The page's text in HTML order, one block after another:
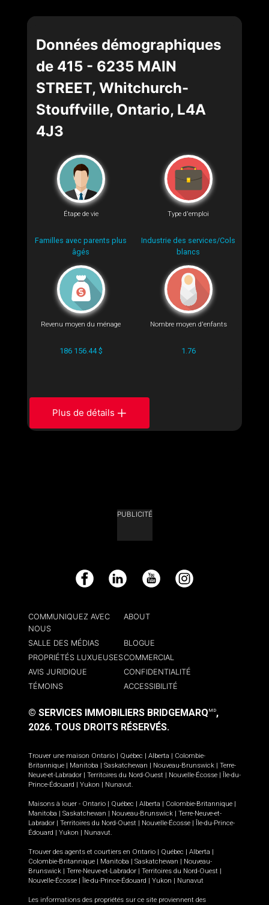
Données démographiques
de 415 - 6235 MAIN
STREET, Whitchurch-
Stouffville, Ontario, L4A
4J3
Étape de vie
Familles avec parents plus
âgés
Type d'emploi
Industrie des services/Cols
blancs
Revenu moyen du ménage
186 156.44 $
Nombre moyen d'enfants
1.76
Plus de détails
PUBLICITÉ
Facebook LinkedIn YouTube Instagram
COMMUNIQUEZ AVEC
NOUS
ABOUT
SALLE DES MÉDIAS
BLOGUE
PROPRIÉTÉS LUXUEUSESCOMMERCIAL
AVIS JURIDIQUE
CONFIDENTIALITÉ
TÉMOINS
ACCESSIBILITÉ
© SERVICES IMMOBILIERS BRIDGEMARQ MD,
2026. TOUS DROITS RÉSERVÉS.
Trouver une maison Ontario Québec Alberta
Colombie-
Britannique
Manitoba Saskatchewan Nouveau-Brunswick
Terre-
Neuve-et-Labrador
Territoires du Nord-Ouest Nouvelle-Écosse
Île-du-
Prince-Édouard
Yukon Nunavut.
Maisons à louer - Ontario Québec Alberta Colombie-Britannique
Manitoba
Saskatchewan Nouveau-Brunswick
Terre-Neuve-et-
Labrador
Territoires du Nord-Ouest Nouvelle-Écosse
Île-du-Prince-
Édouard
Yukon Nunavut.
Trouver des agents et courtiers en Ontario Québec Alberta
Colombie-Britannique
Manitoba Saskatchewan
Nouveau-
Brunswick
Terre-Neuve-et-Labrador Territoires du Nord-Ouest
Nouvelle-Écosse
Île-du-Prince-Édouard Yukon Nunavut
Les informations des propriétés sur ce site proviennent des